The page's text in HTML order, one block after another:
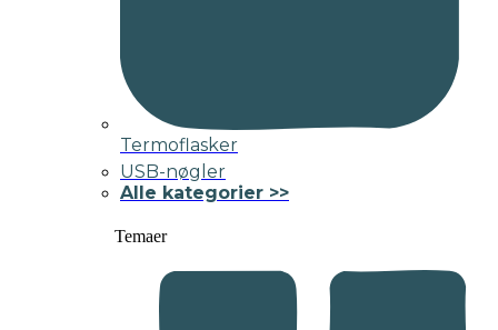
Termoflasker
USB-nøgler
Alle kategorier >>
Temaer